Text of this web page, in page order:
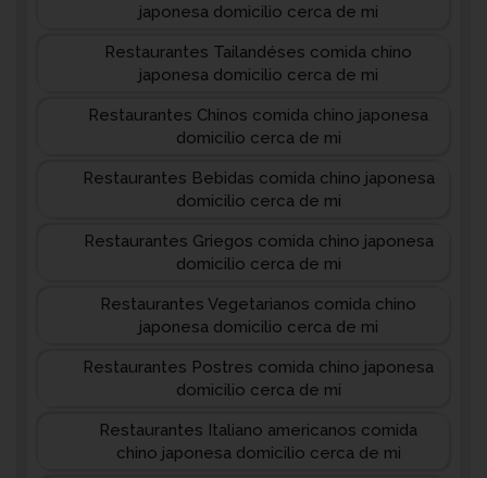
japonesa domicilio cerca de mi
Restaurantes Tailandéses comida chino
japonesa domicilio cerca de mi
Restaurantes Chinos comida chino japonesa
domicilio cerca de mi
Restaurantes Bebidas comida chino japonesa
domicilio cerca de mi
Restaurantes Griegos comida chino japonesa
domicilio cerca de mi
Restaurantes Vegetarianos comida chino
japonesa domicilio cerca de mi
Restaurantes Postres comida chino japonesa
domicilio cerca de mi
Restaurantes Italiano americanos comida
chino japonesa domicilio cerca de mi